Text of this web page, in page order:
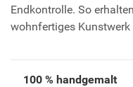
Endkontrolle. So
wohnfertiges Kunstwerk
100 % handgemalt